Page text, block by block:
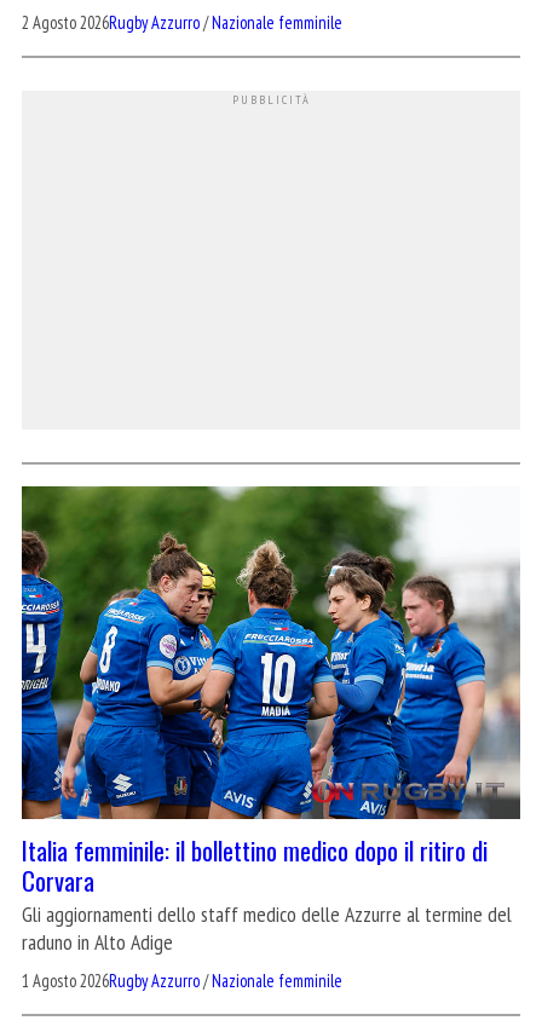
2 Agosto 2026Rugby Azzurro/Nazionale femminile
Italia femminile: il bollettino medico dopo il ritiro di
Corvara
Gli aggiornamenti dello staff medico delle Azzurre al termine del
raduno in Alto Adige
1 Agosto 2026Rugby Azzurro/Nazionale femminile